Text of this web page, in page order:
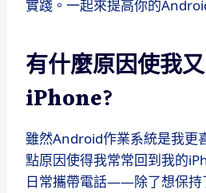
實踐。一起來提高你的
有什麼原因使我
iPhone?
雖然Android作業系統是我更
點原因使得我常常回到我的
日常攜帶電話——除了想保持